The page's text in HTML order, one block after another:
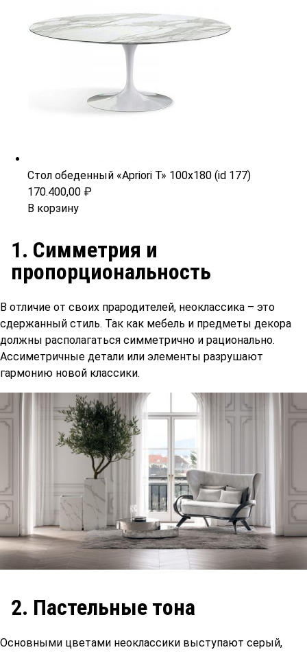
Стол обеденный «Apriori T» 100х180 (id 177)
170.400,00 ₽
В корзину
1. Симметрия и
пропорциональность
В отличие от своих прародителей, неоклассика – это
сдержанный стиль. Так как мебель и предметы декора
должны располагаться симметрично и рационально.
Ассиметричные детали или элементы разрушают
гармонию новой классики.
2. Пастельные тона
Основными цветами неоклассики выступают серый,